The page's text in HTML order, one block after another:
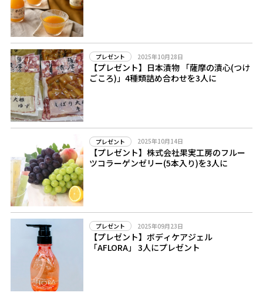
プレゼント 2025年10月28日
【プレゼント】日本漬物 「薩摩の漬心(つけ
ごころ)」4種類詰め合わせを3人に
プレゼント 2025年10月14日
【プレゼント】株式会社果実工房のフルー
ツコラーゲンゼリー(5本入り)を3人に
プレゼント 2025年09月23日
【プレゼント】ボディケアジェル
「AFLORA」 3人にプレゼント